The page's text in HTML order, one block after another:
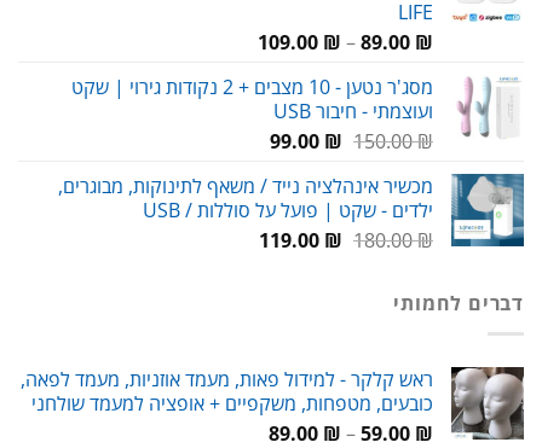
LIFE
89.00 ₪
–
109.00 ₪
מסג'ר נטען - 10 מצבים + 2 נקודות גירוי | שקט
ועוצמתי - חיבור USB
150.00₪
המחיר
היה:
150.00 ₪.
99.00 ₪
המחיר
הוא:
99.00 ₪.
מכשיר אינהלציה נייד / משאף לתינוקות, מבוגרים,
ילדים - שקט | פועל על סוללות / USB
180.00₪
המחיר119.00 ₪
המחיר
דברים לחמותי
ראש קלקר - למידול פאות, מעמד אוזניות, מעמד לפאה,
כובעים, מטפחות, משקפיים + אופציה למעמד שולחני
59.00 ₪
–
89.00 ₪
טווח